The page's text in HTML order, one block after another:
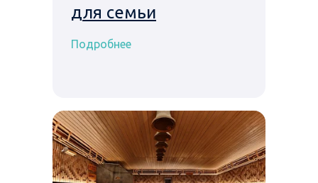
для семьи
Подробнее